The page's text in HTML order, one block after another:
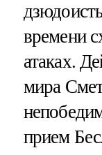
времени
атаках.
мира
прием